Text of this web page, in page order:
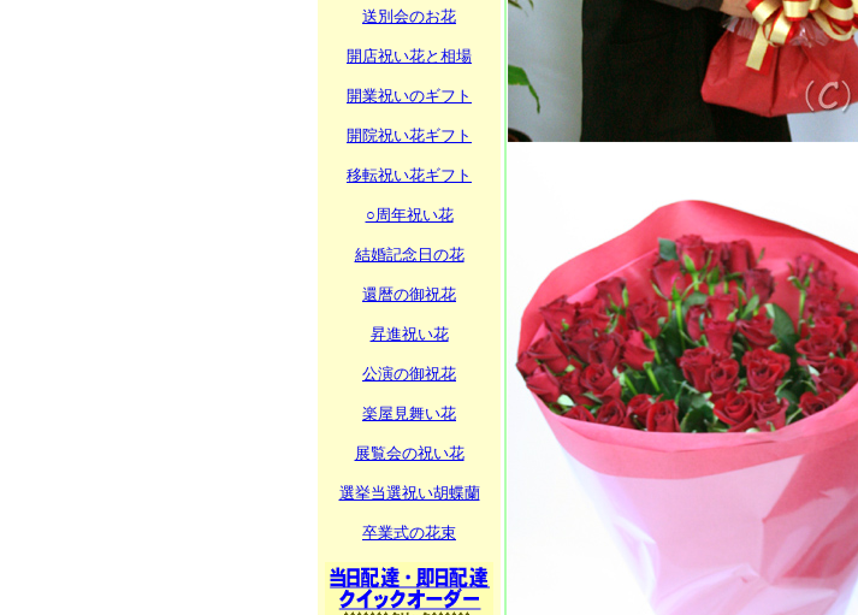
送別会のお花
開店祝い花と相場
開業祝いのギフト
開院祝い花ギフト
移転祝い花ギフト
○周年祝い花
結婚記念日の花
還暦の御祝花
昇進祝い花
公演の御祝花
楽屋見舞い花
展覧会の祝い花
選挙当選祝い胡蝶蘭
卒業式の花束